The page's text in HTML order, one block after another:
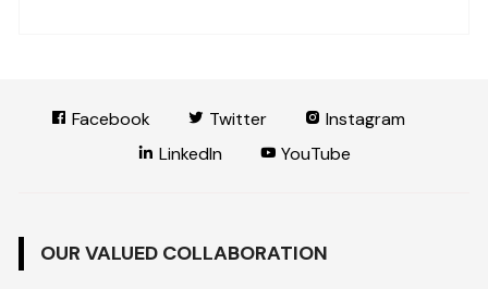
Facebook Twitter
Instagram
LinkedIn
YouTube
OUR VALUED COLLABORATION